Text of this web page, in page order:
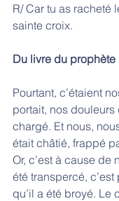
R/ Car tu as racheté
sainte croix.
Du livre du prophète
Pourtant, c’étaient
portait, nos douleurs
chargé. Et nous,
était châtié, frappé
Or, c’est à cause de
été transpercé,
qu’il a été broyé. Le